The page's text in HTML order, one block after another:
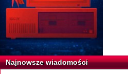
Najnowsze wiadomości